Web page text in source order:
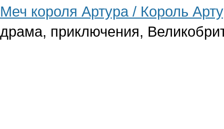
Меч короля Артура / Король
драма, приключения,